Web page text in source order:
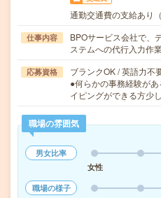
通勤交通費の支給あり
仕事内容
BPOサービス会社で、
ステムへの代行入力作
応募資格
ブランクOK / 英語力不
●何らかの事務経験が
イピングができる方少
職場の雰囲気
男女比率
女性
職場の様子